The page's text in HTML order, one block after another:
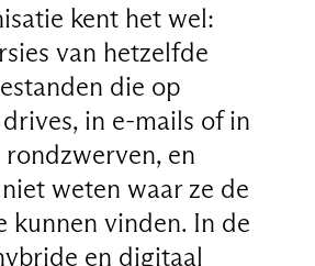
kent het wel:
van hetzelfde
die op
in e-mails of in
rondzwerven, en
niet weten waar ze de
kunnen vinden. In de
en digitaal